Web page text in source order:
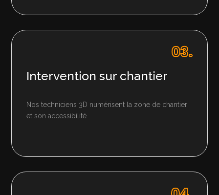
03.
Intervention sur chantier
Nos techniciens 3D numérisent la zone de chantier
et son accessibilité